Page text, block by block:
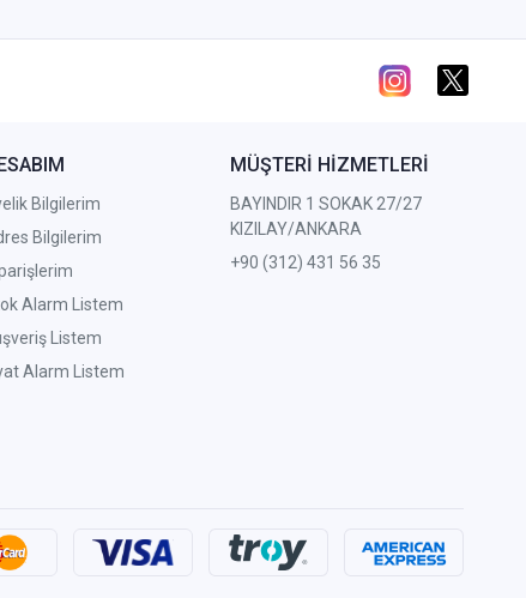
Bilgilerim
Bilgilerim
Alarm Listem
Listem
Alarm Listem
MÜŞTERİ HİZMETLERİ
BAYINDIR 1 SOKAK 27/27
KIZILAY/ANKARA
+90 (312) 431 56 35